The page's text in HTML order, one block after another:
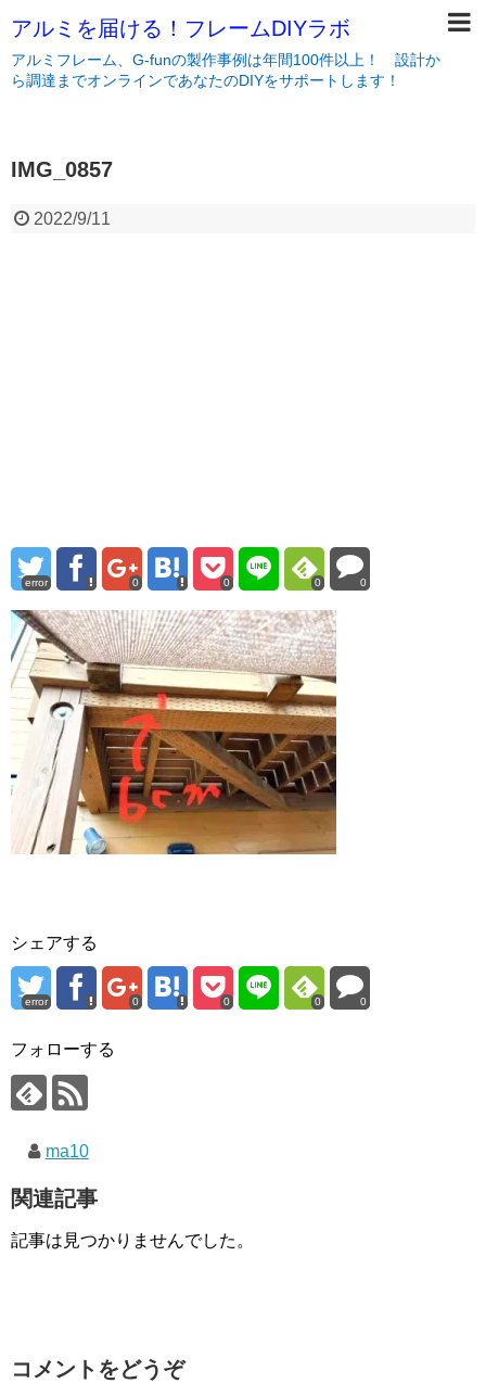
アルミを届ける！フレームDIYラボ
アルミフレーム、G-funの製作事例は年間100件以上！ 設計か
ら調達までオンラインであなたのDIYをサポートします！
IMG_0857
2022/9/11
error 0 0 0 0
シェアする
error 0 0 0 0
フォローする
ma10
関連記事
記事は見つかりませんでした。
コメントをどうぞ